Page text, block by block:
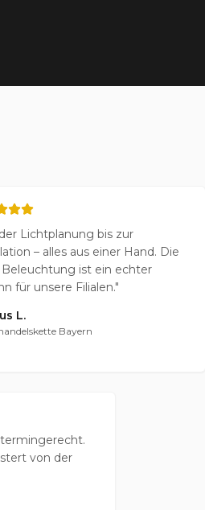
Lichtplanung bis zur
– alles aus einer Hand. Die
ist ein echter
für unsere Filialen."
L.
Bayern
von der